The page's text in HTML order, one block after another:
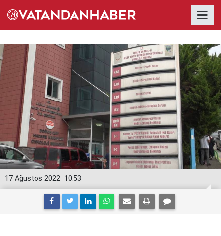
10:53
17 Ağustos 2022